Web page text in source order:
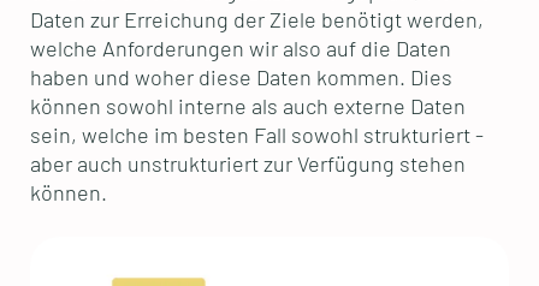
Daten zur Erreichung der Ziele benötigt werden,
welche Anforderungen wir also auf die Daten
haben und woher diese Daten kommen. Dies
können sowohl interne als auch externe Daten
sein, welche im besten Fall sowohl strukturiert -
aber auch unstrukturiert zur Verfügung stehen
können.